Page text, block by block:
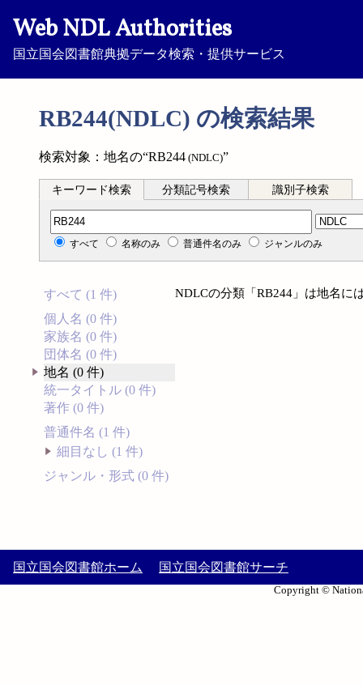
Web NDL Authorities
国立国会図書館典拠データ検索・提供サービス
RB244(NDLC) の検索結果
検索対象：地名の“RB244 (NDLC)”
キーワード検索 分類記号検索 識別子検索
分類記号検索
すべて 名称のみ 普通件名のみ ジャンルのみ
すべて (1 件)
個人名 (0 件)
家族名 (0 件)
団体名 (0 件)
地名 (0 件)
統一タイトル (0 件)
著作 (0 件)
普通件名 (1 件)
細目なし (1 件)
ジャンル・形式 (0 件)
NDLCの分類「RB244」は地名に
国立国会図書館ホーム 国立国会図書館サーチ
Copyright ©